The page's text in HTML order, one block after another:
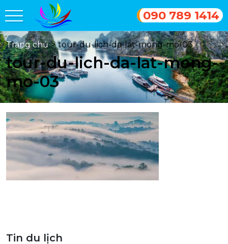
090 789 1414
Trang chủ > tour-du-lich-da-lat-mong-mo-03
tour-du-lich-da-lat-mong-
mo-03
Tin du lịch